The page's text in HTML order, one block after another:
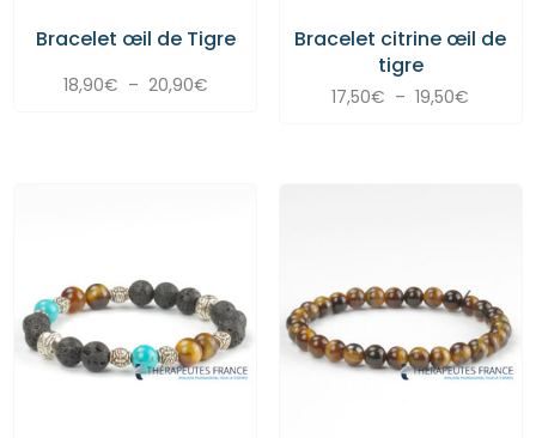
Bracelet œil de Tigre
18,90€ – 20,90€Plage
Bracelet citrine œil de
tigre
17,50€ – 19,50€